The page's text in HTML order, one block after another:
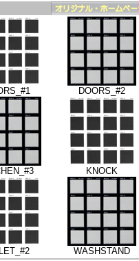
DOORS_#2
KNOCK
WASHSTAND